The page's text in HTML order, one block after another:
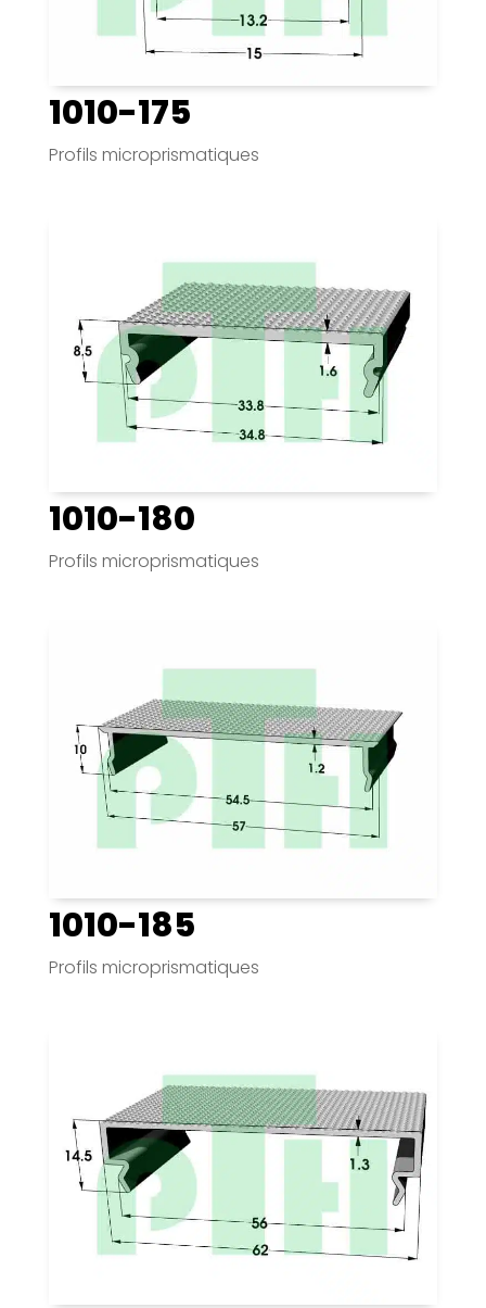
1010-175
Profils microprismatiques
1010-180
Profils microprismatiques
1010-185
Profils microprismatiques